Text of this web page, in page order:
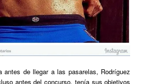
antes de llegar a las pasarelas, Rodríguez
antes del concurso, tenía sus objetivos